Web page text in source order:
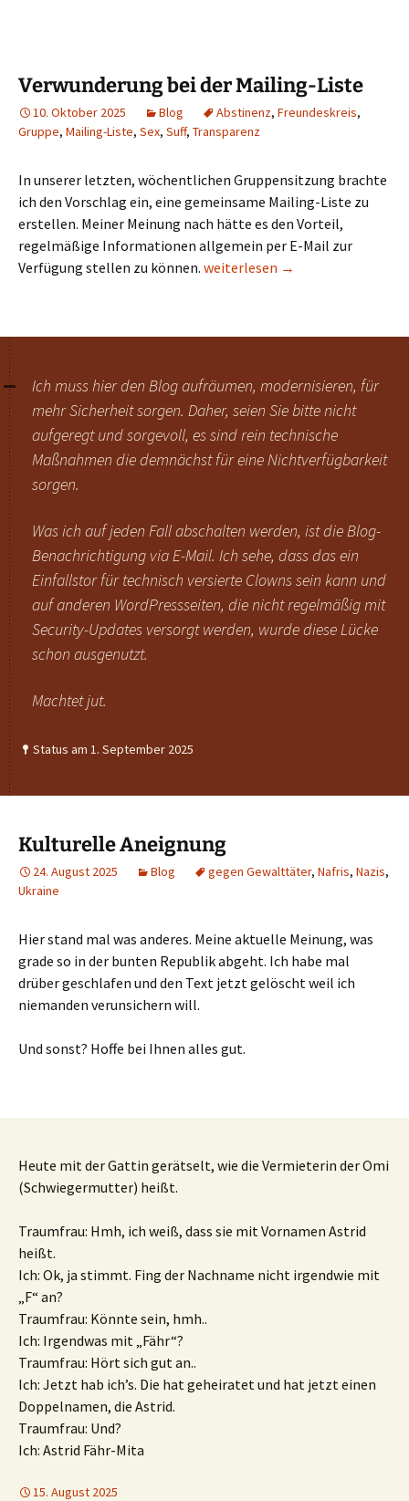
Verwunderung bei der Mailing-Liste
10. Oktober 2025 Blog Abstinenz, Freundeskreis,
Gruppe, Mailing-Liste, Sex, Suff, Transparenz
In unserer letzten, wöchentlichen Gruppensitzung brachte
ich den Vorschlag ein, eine gemeinsame Mailing-Liste zu
erstellen. Meiner Meinung nach hätte es den Vorteil,
regelmäßige Informationen allgemein per E-Mail zur
Verfügung stellen zu können. Verwunderung bei der Mailing-
weiterlesen →
Ich muss hier den Blog aufräumen, modernisieren, für
mehr Sicherheit sorgen. Daher, seien Sie bitte nicht
aufgeregt und sorgevoll, es sind rein technische
Maßnahmen die demnächst für eine Nichtverfügbarkeit
sorgen.
Was ich auf jeden Fall abschalten werden, ist die Blog-
Benachrichtigung via E-Mail. Ich sehe, dass das ein
Einfallstor für technisch versierte Clowns sein kann und
auf anderen WordPressseiten, die nicht regelmäßig mit
Security-Updates versorgt werden, wurde diese Lücke
schon ausgenutzt.
Machtet jut.
Status am 1. September 2025
Kulturelle Aneignung
24. August 2025 Blog gegen Gewalttäter, Nafris, Nazis,
Ukraine
Hier stand mal was anderes. Meine aktuelle Meinung, was
grade so in der bunten Republik abgeht. Ich habe mal
drüber geschlafen und den Text jetzt gelöscht weil ich
niemanden verunsichern will.
Und sonst? Hoffe bei Ihnen alles gut.
Heute mit der Gattin gerätselt, wie die Vermieterin der Omi
(Schwiegermutter) heißt.
Traumfrau: Hmh, ich weiß, dass sie mit Vornamen Astrid
heißt.
Ich: Ok, ja stimmt. Fing der Nachname nicht irgendwie mit
„F“ an?
Traumfrau: Könnte sein, hmh..
Ich: Irgendwas mit „Fähr“?
Traumfrau: Hört sich gut an..
Ich: Jetzt hab ich’s. Die hat geheiratet und hat jetzt einen
Doppelnamen, die Astrid.
Traumfrau: Und?
Ich: Astrid Fähr-Mita
15. August 2025